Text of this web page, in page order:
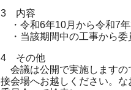
3 内容
・令和6年10月から令和7
・当該期間中の工事から委
4 その他
会議は公開で実施しますの
接会場へお越しください。